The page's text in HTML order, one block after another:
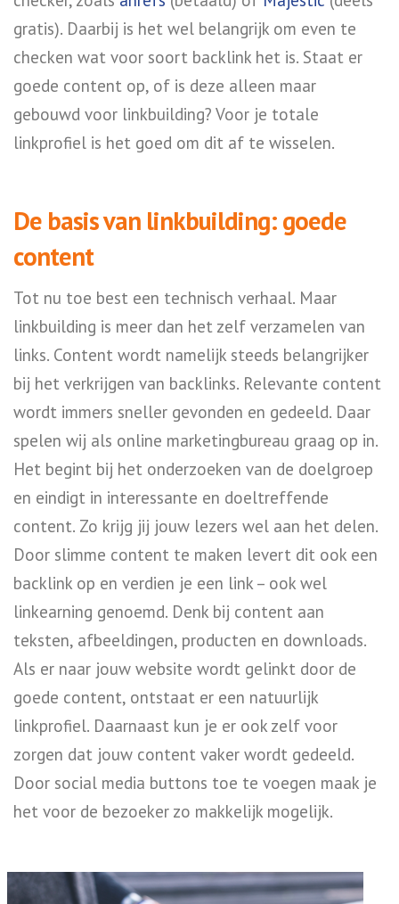
gratis). Daarbij is het wel belangrijk om even te
checken wat voor soort backlink het is. Staat er
goede content op, of is deze alleen maar
gebouwd voor linkbuilding? Voor je totale
linkprofiel is het goed om dit af te wisselen.
De basis van linkbuilding: goede
content
Tot nu toe best een technisch verhaal. Maar
linkbuilding is meer dan het zelf verzamelen van
links. Content wordt namelijk steeds belangrijker
bij het verkrijgen van backlinks. Relevante content
wordt immers sneller gevonden en gedeeld. Daar
spelen wij als online marketingbureau graag op in.
Het begint bij het onderzoeken van de doelgroep
en eindigt in interessante en doeltreffende
content. Zo krijg jij jouw lezers wel aan het delen.
Door slimme content te maken levert dit ook een
backlink op en verdien je een link – ook wel
linkearning genoemd. Denk bij content aan
teksten, afbeeldingen, producten en downloads.
Als er naar jouw website wordt gelinkt door de
goede content, ontstaat er een natuurlijk
linkprofiel. Daarnaast kun je er ook zelf voor
zorgen dat jouw content vaker wordt gedeeld.
Door social media buttons toe te voegen maak je
het voor de bezoeker zo makkelijk mogelijk.